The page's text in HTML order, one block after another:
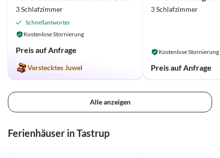
3 Schlafzimmer
Schnellantworter
Kostenlose Stornierung
Preis auf Anfrage
Verstecktes Juwel
3 Schlafzimmer
Kostenlose Stornierung
Preis auf Anfrage
Alle anzeigen
Ferienhäuser in Tastrup